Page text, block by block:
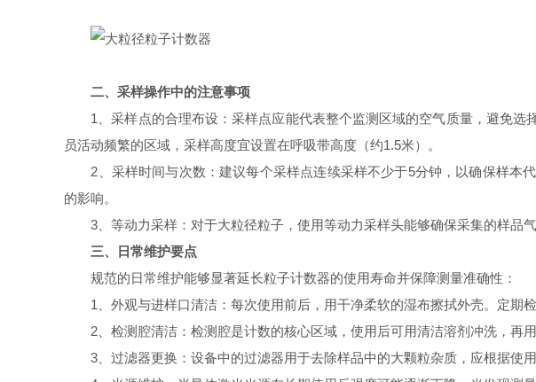
二、采样操作中的注意事项
1、采样点的合理布设：采样点应能代表整个监测区域的空气质量，避免选
员活动频繁的区域，采样高度宜设置在呼吸带高度（约1.5米）。
2、采样时间与次数：建议每个采样点连续采样不少于5分钟，以确保样本
的影响。
3、等动力采样：对于大粒径粒子，使用等动力采样头能够确保采集的样品
三、日常维护要点
规范的日常维护能够显著延长粒子计数器的使用寿命并保障测量准确性：
1、外观与进样口清洁：每次使用前后，用干净柔软的湿布擦拭外壳。定期检
2、检测腔清洁：检测腔是计数的核心区域，使用后可用清洁溶剂冲洗，再用
3、过滤器更换：设备中的过滤器用于去除样品中的大颗粒杂质，应根据使